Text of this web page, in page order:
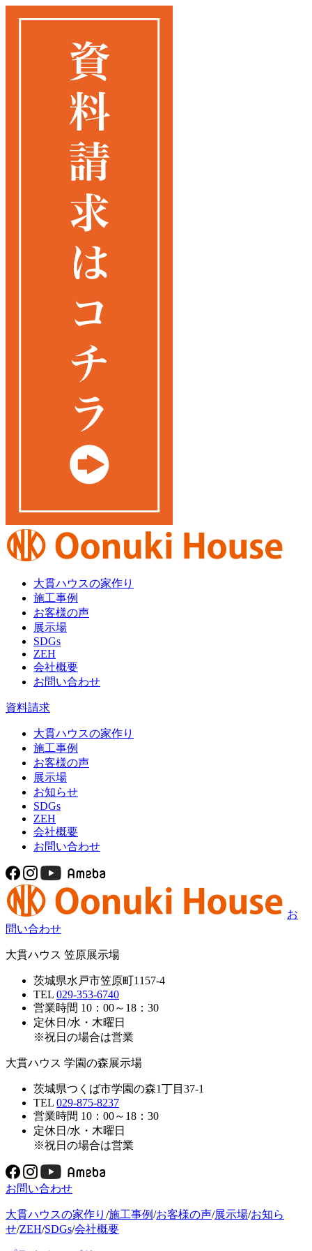
大貫ハウスの家作り
施工事例
お客様の声
展示場
SDGs
ZEH
会社概要
お問い合わせ
資料請求
大貫ハウスの家作り
施工事例
お客様の声
展示場
お知らせ
SDGs
ZEH
会社概要
お問い合わせ
お
問い合わせ
大貫ハウス 笠原展示場
茨城県水戸市笠原町1157-4
TEL 029-353-6740
営業時間 10：00～18：30
定休日/水・木曜日
※祝日の場合は営業
大貫ハウス 学園の森展示場
茨城県つくば市学園の森1丁目37-1
TEL 029-875-8237
営業時間 10：00～18：30
定休日/水・木曜日
※祝日の場合は営業
お問い合わせ
大貫ハウスの家作り /施工事例/お客様の声/展示場/お知ら
せ/ZEH/SDGs/会社概要